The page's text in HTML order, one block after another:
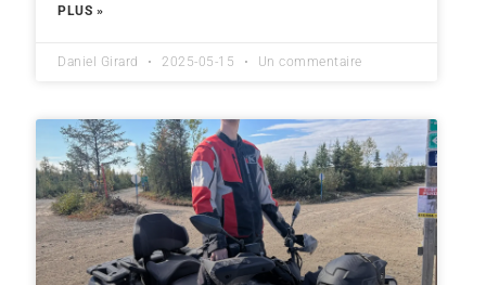
PLUS »
Daniel Girard 2025-05-15 Un commentaire